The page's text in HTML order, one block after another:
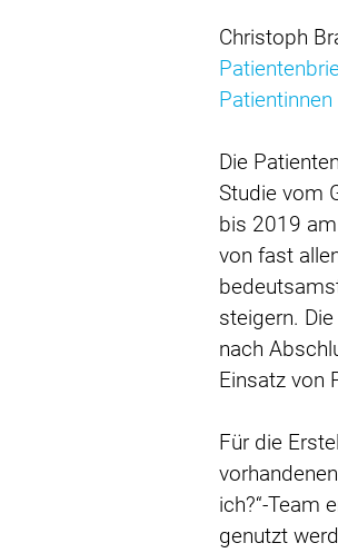
Christoph
Die
Studie vom
bis 2019
von fast
steigern.
nach
Einsatz von
Für die
ich?“-Team
genutzt